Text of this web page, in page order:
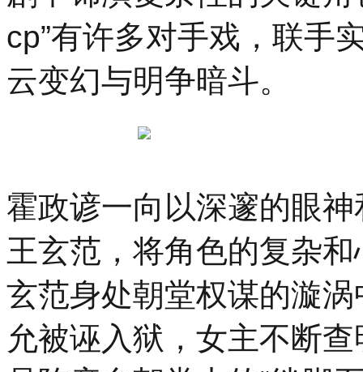
cp”有许多对手戏，联手
云变幻与明争暗斗。
霍政谚一向以深邃的眼
王玄范，将角色的复杂
玄范身处朝堂权谋的漩
允被诬入狱，女主不断